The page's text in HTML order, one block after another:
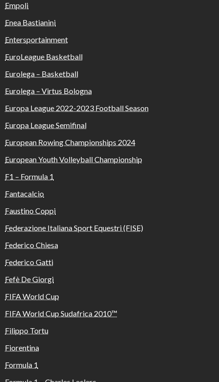
Empoli
Enea Bastianini
Entersportainment
EuroLeague Basketball
Eurolega – Basketball
Eurolega – Virtus Bologna
Europa League 2022-2023 Football Season
Europa League Semifinal
European Rowing Championships 2024
European Youth Volleyball Championship
F1 – Formula 1
Fantacalcio
Faustino Coppi
Federazione Italiana Sport Equestri (FISE)
Federico Chiesa
Federico Gatti
Fefè De Giorgi
FIFA World Cup
FIFA World Cup Sudafrica 2010™️
Filippo Tortu
Fiorentina
Formula 1